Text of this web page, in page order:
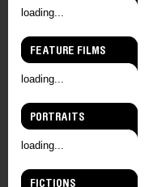
loading...
FEATURE FILMS
loading...
PORTRAITS
loading...
FICTIONS